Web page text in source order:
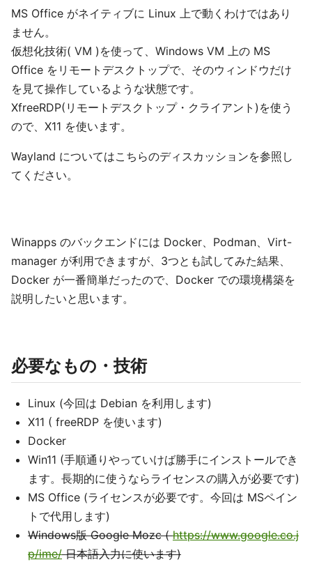
MS Office がネイティブに Linux 上で動くわけではあり
ません。
仮想化技術( VM )を使って、Windows VM 上の MS
Office をリモートデスクトップで、そのウィンドウだけ
を見て操作しているような状態です。
XfreeRDP(リモートデスクトップ・クライアント)を使う
ので、X11 を使います。
Wayland についてはこちらのディスカッションを参照し
てください。
Winapps のバックエンドには Docker、Podman、Virt-
manager が利用できますが、3つとも試してみた結果、
Docker が一番簡単だったので、Docker での環境構築を
説明したいと思います。
必要なもの・技術
Linux (今回は Debian を利用します)
X11 ( freeRDP を使います)
Docker
Win11 (手順通りやっていけば勝手にインストールでき
ます。長期的に使うならライセンスの購入が必要です)
MS Office (ライセンスが必要です。今回は MSペイン
トで代用します)
Windows版 Google Mozc (https://www.google.co.j
p/ime/日本語入力に使います)